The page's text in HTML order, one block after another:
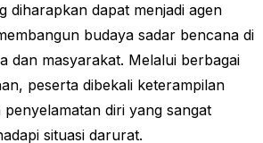
diharapkan dapat menjadi agen
budaya sadar bencana di
dan masyarakat. Melalui berbagai
peserta dibekali keterampilan
diri yang sangat
situasi darurat.